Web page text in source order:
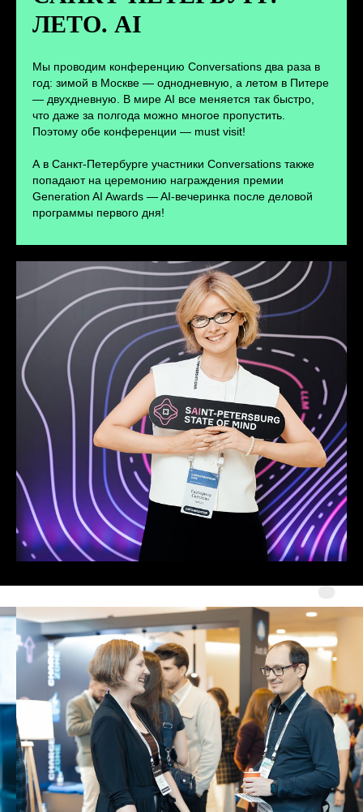
ЛЕТО. AI
Мы проводим конференцию Conversations два раза в
год: зимой в Москве — однодневную, а летом в Питере
— двухдневную. В мире AI все меняется так быстро,
что даже за полгода можно многое пропустить.
Поэтому обе конференции — must visit!
А в Санкт-Петербурге участники Conversations также
попадают на церемонию награждения премии
Generation AI Awards — AI-вечеринка после деловой
программы первого дня!